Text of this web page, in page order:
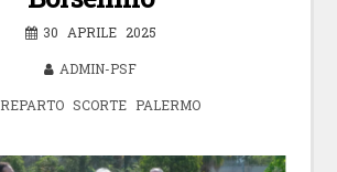
30 APRILE 2025
ADMIN-PSF
REPARTO SCORTE PALERMO